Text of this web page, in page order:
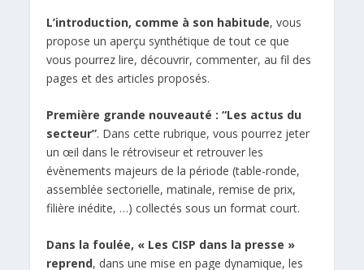
L’introduction, comme à son habitude, vous
propose un aperçu synthétique de tout ce que
vous pourrez lire, découvrir, commenter, au fil des
pages et des articles proposés.
Première grande nouveauté : “Les actus du
secteur”. Dans cette rubrique, vous pourrez jeter
un œil dans le rétroviseur et retrouver les
évènements majeurs de la période (table-ronde,
assemblée sectorielle, matinale, remise de prix,
filière inédite, …) collectés sous un format court.
Dans la foulée, « Les CISP dans la presse »
reprend, dans une mise en page dynamique, les